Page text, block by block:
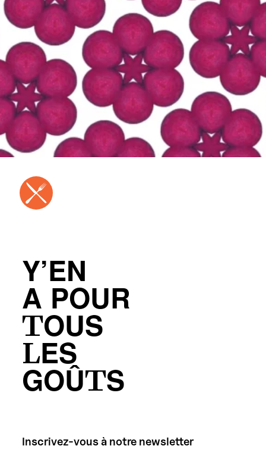
Y’EN
A POUR
TOUS
LES
GOÛTS
Inscrivez-vous à notre newsletter